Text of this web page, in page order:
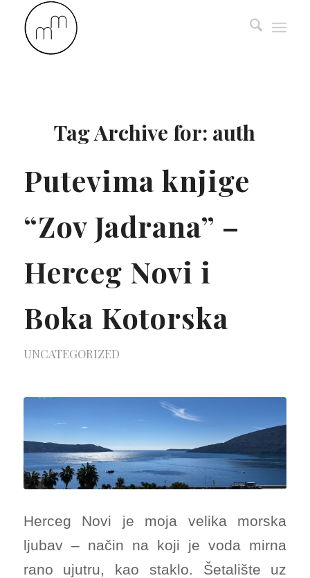
Tag Archive for: auth
Putevima knjige
“Zov Jadrana” –
Herceg Novi i
Boka Kotorska
UNCATEGORIZED
Herceg Novi je moja velika morska
ljubav – način na koji je voda mirna
rano ujutru, kao staklo. Šetalište uz